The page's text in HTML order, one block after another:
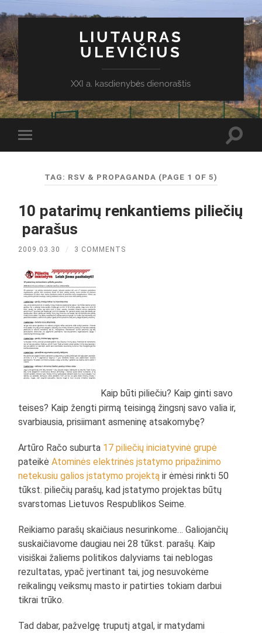
LIUTAURAS
ULEVIČIUS
XXI a. kasdienybės dienoraštis
Toggle
mobile
TAG: RSV & PROPAGANDA (PAGE 1 OF 5)
10 patarimų renkantiems piliečių
parašus
2009.03.30 / 3 COMMENTS
Kaip būti piliečiu? Kaip ginti savo
teises? Kaip žengti pirmą teisingą žingsnį savo valia ir,
svarbiausia, prisiimant asmeninę atsakomybę?
Artūro Račo suburta 17 piliečių iniciatyvinė grupė
pateikėAtominės elektrinės įstatymo pripažinimo
netekusiu galios įstatymo projektą ir ėmėsi rinkti 50
tūkst. piliečių parašų, kad įstatymo projektas būtų
svarstomas Lietuvos Respublikos Seime.
Reikiamo parašų skaičiaus nesurinkome… Galiojančių
suskaičiavome daugiau nei 28 tūkst. parašų. Kaip
visiškai žaliems politikos dalyviams tai neblogas
rezultatas, ypač įvertinant tai, jog nesuvokėme
reikalingų veiksmų masto ir patirties tokiam darbui
tikrai trūko.
Tad dabar, pažvelgę truputį atgal, ir matydami